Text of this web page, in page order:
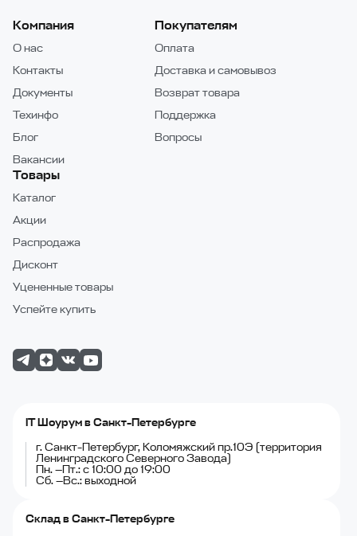
Компания
О нас
Контакты
Документы
Техинфо
Блог
Вакансии
Покупателям
Оплата
Доставка и самовывоз
Возврат товара
Поддержка
Вопросы
Товары
Каталог
Акции
Распродажа
Дисконт
Уцененные товары
Успейте купить
IT Шоурум в Санкт-Петербурге
г. Санкт-Петербург, Коломяжский пр.10Э (территория
Ленинградского Северного Завода)
Пн. —Пт.: с 10:00 до 19:00
Сб. —Вс.: выходной
Склад в Санкт-Петербурге